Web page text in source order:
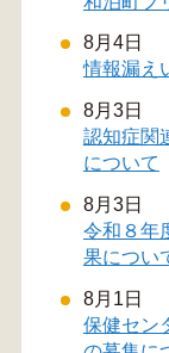
8月4日
情報漏え
8月3日
認知症関
について
8月3日
令和８年
果につい
8月1日
保健セン